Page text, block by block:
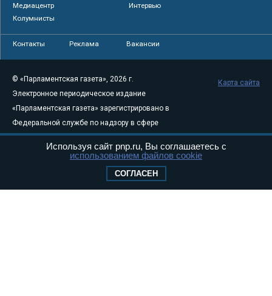
Медиацентр
Интервью
Колумнисты
Контакты Реклама Вакансии
© «Парламентская газета», 2026 г.
Электронное периодическое издание
«Парламентская газета» зарегистрировано в
Федеральной службе по надзору в сфере
связи, информационных технологий и
массовых коммуникаций (Роскомнадзор) 05
Свидетельство о регистрации Эл № ФС77-
Карта сайта
Используя сайт pnp.ru, Вы соглашаетесь с
использованием файлов cookie
СОГЛАСЕН